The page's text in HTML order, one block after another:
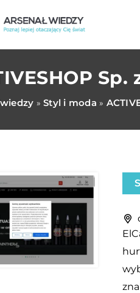
Sp.
» Styl i moda »